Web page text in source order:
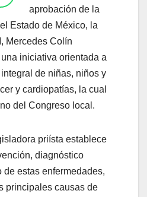
aprobación de la
Estado de México, la
Mercedes Colín
iniciativa orientada a
de niñas, niños y
y cardiopatías, la cual
del Congreso local.
priísta establece
diagnóstico
de estas enfermedades,
principales causas de